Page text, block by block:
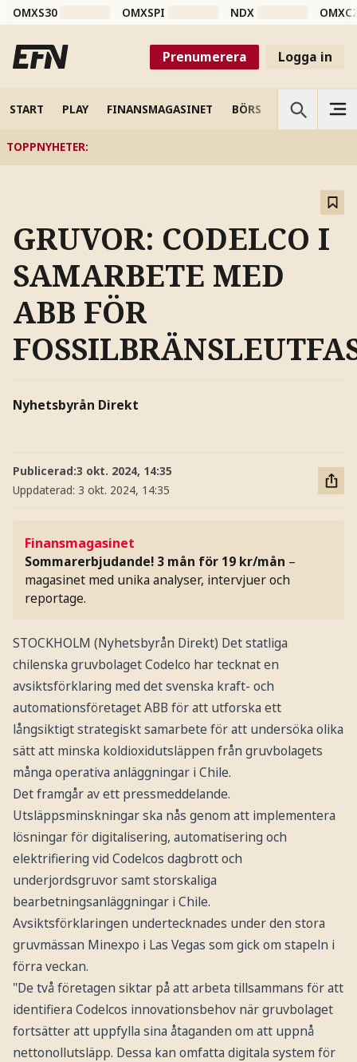
OMXS30 OMXSPI NDX
Prenumerera Logga in
START PLAY FINANSMAGASINET BÖRS VETENSKAP
TOPPNYHETER:
GRUVOR: CODELCO I
SAMARBETE MED
ABB FÖR
Nyhetsbyrån Direkt
Publicerad:3 okt. 2024, 14:35
Uppdaterad: 3 okt. 2024, 14:35
Finansmagasinet
Sommarerbjudande! 3 mån för 19 kr/mån –
magasinet med unika analyser, intervjuer och
reportage.
STOCKHOLM (Nyhetsbyrån Direkt) Det statliga
chilenska gruvbolaget Codelco har tecknat en
avsiktsförklaring med det svenska kraft- och
automationsföretaget ABB för att utforska ett
långsiktigt strategiskt samarbete för att undersöka olika
sätt att minska koldioxidutsläppen från gruvbolagets
många operativa anläggningar i Chile.
Det framgår av ett pressmeddelande.
Utsläppsminskningar ska nås genom att implementera
lösningar för digitalisering, automatisering och
elektrifiering vid Codelcos dagbrott och
underjordsgruvor samt storskaliga
bearbetningsanläggningar i Chile.
Avsiktsförklaringen undertecknades under den stora
gruvmässan Minexpo i Las Vegas som gick om stapeln i
förra veckan.
"De två företagen siktar på att arbeta tillsammans för att
identifiera Codelcos innovationsbehov när gruvbolaget
fortsätter att uppfylla sina åtaganden om att uppnå
nettonollutsläpp. Dessa kan omfatta digitala system för